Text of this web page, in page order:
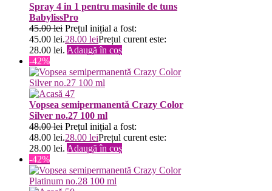
Spray 4 in 1 pentru masinile de tuns
BabylissPro
45.00lei Prețul inițial a fost:
45.00 lei.28.00 leiPrețul curent este:
28.00 lei. Adaugă în coș
-42%
Vopsea semipermanentă Crazy Color
Silver no.27 100 ml
48.00lei Prețul inițial a fost:
48.00 lei.28.00 leiPrețul curent este:
28.00 lei. Adaugă în coș
-42%